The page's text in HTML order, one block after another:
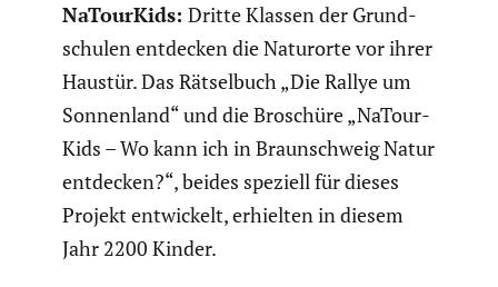
NaTour­Kids: Dritte Klassen der Grund­
schulen entdecken die Naturorte vor ihrer
Haustür. Das Rätsel­buch „Die Rallye um
Sonnen­land“ und die Broschüre „NaTour­
Kids – Wo kann ich in Braun­schweig Natur
entdecken?“, beides speziell für dieses
Projekt entwi­ckelt, erhielten in diesem
Jahr 2200 Kinder.